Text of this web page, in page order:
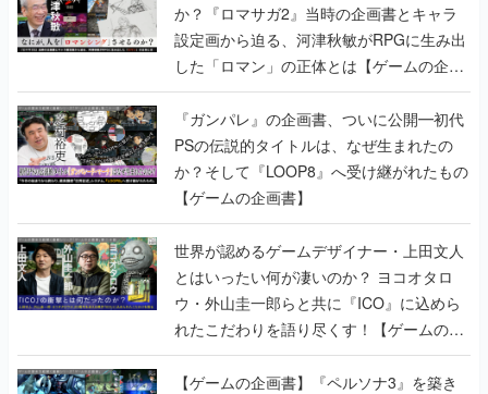
か？『ロマサガ2』当時の企画書とキャラ
設定画から迫る、河津秋敏がRPGに生み出
した「ロマン」の正体とは【ゲームの企画
書】
『ガンパレ』の企画書、ついに公開━初代
PSの伝説的タイトルは、なぜ生まれたの
か？そして『LOOP8』へ受け継がれたもの
【ゲームの企画書】
世界が認めるゲームデザイナー・上田文人
とはいったい何が凄いのか？ ヨコオタロ
ウ・外山圭一郎らと共に『ICO』に込めら
れたこだわりを語り尽くす！【ゲームの企
画書】
【ゲームの企画書】『ペルソナ3』を築き